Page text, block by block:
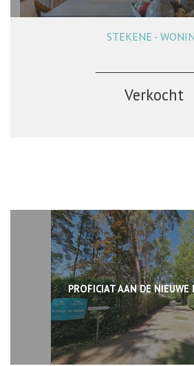
60 m²
STEKENE -
Verkocht
PROFICIAT AAN DE NIEUWE